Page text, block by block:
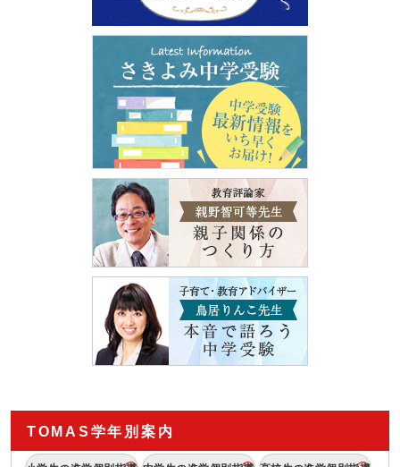
TOMAS学年別案内